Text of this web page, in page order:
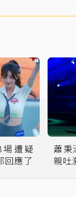
遭疑
回應了
蕭秉
親吐